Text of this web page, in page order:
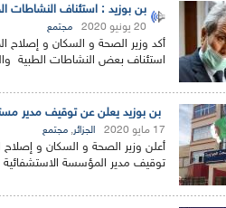
بن بوزيد : استئناف النشاطات
20 يونيو 2020 مجتمع
أكد وزير الصحة و السكان و إصلاح
استئناف بعض النشاطات الطبية
بن بوزيد يعلن عن توقيف مدير
17 مايو 2020 الجزائر, مجتمع
أعلن وزير الصحة و السكان و إصلاح
توقيف مدير المؤسسة الاستشفائية